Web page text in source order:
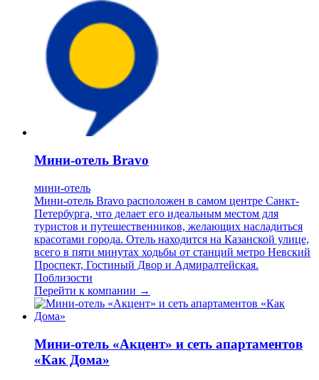
Мини-отель Bravo
мини-отель
Мини-отель Bravo расположен в самом центре Санкт-
Петербурга, что делает его идеальным местом для
туристов и путешественников, желающих насладиться
красотами города. Отель находится на Казанской улице,
всего в пяти минутах ходьбы от станций метро Невский
Проспект, Гостиный Двор и Адмиралтейская.
Поблизости
Перейти к компании →
Мини-отель «Акцент» и сеть апартаментов
«Как Дома»